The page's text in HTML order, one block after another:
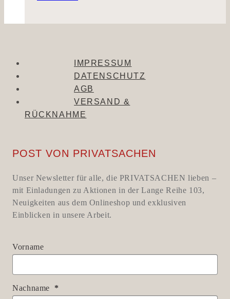
IMPRESSUM
DATENSCHUTZ
AGB
VERSAND &
RÜCKNAHME
POST VON PRIVATSACHEN
Unser Newsletter für alle, die PRIVATSACHEN lieben –
mit Einladungen zu Aktionen in der Lange Reihe 103,
Neuigkeiten aus dem Onlineshop und exklusiven
Einblicken in unsere Arbeit.
Vorname
Nachname